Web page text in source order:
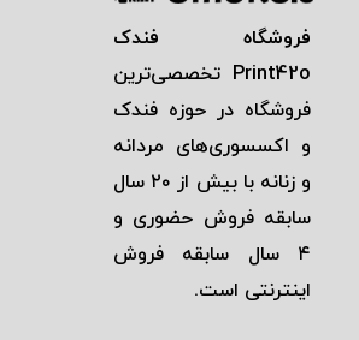
فروشگاه فندک
Print42o تخصصی‌ترين
فروشگاه در حوزه فندک
و اكسسوری‌های مردانه
و زنانه با بيش از ٢٠ سال
سابقه فروش حضوری و
٤ سال سابقه فروش
اينترنتی است.